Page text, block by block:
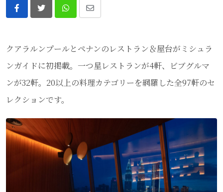
Whatsapp
Share
Email
クアラルンプールとペナンのレストラン＆屋台がミシュラ
ンガイドに初掲載。一つ星レストランが4軒、ビブグルマ
ンが32軒。20以上の料理カテゴリーを網羅した全97軒のセ
レクションです。